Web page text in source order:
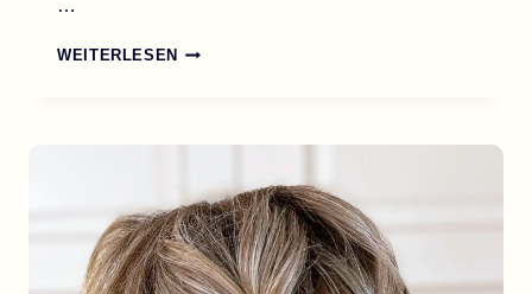
…
WEITERLESEN 40
DUNKELBLONDE
IHR
STILGUIDE